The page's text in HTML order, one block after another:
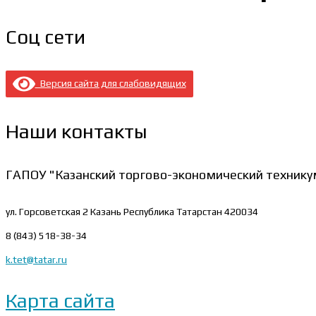
Соц сети
Версия сайта для слабовидящих
Наши контакты
ГАПОУ "Казанский торгово-экономический
ул. Горсоветская 2 Казань Республика Татарстан 420034
8 (843) 518-38-34
k.tet@tatar.ru
Карта сайта